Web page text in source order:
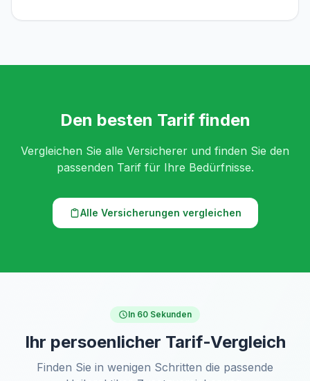
Den besten Tarif finden
Vergleichen Sie alle Versicherer und finden Sie den
passenden Tarif für Ihre Bedürfnisse.
Alle Versicherungen vergleichen
In 60 Sekunden
Ihr persoenlicher Tarif-Vergleich
Finden Sie in wenigen Schritten die passende